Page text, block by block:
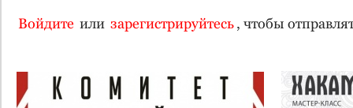
Войдите или зарегистрируйтесь, чтобы